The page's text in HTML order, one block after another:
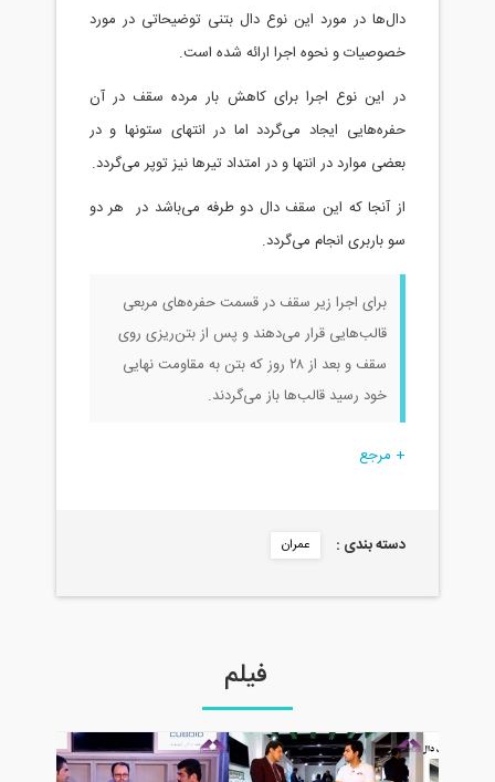
دال‌ها در مورد این نوع دال بتنی توضیحاتی در مورد
خصوصیات و نحوه اجرا ارائه شده است.
در این نوع اجرا برای کاهش بار مرده سقف در آن
حفره‌هایی ایجاد می‌گردد اما در انتهای ستونها و در
بعضی موارد در انتها و در امتداد تیرها نیز توپر می‌گردد.
از آنجا که این سقف دال دو طرفه می‌باشد در هر دو
سو باربری انجام می‌گردد.
برای اجرا زیر سقف در قسمت حفره‌های مربعی
قالب‌هایی قرار می‌دهند و پس از بتن‌ریزی روی
سقف و بعد از ۲۸ روز که بتن به مقاومت نهایی
خود رسید قالب‌ها باز می‌گردند.
+ مرجع
دسته بندی : عمران
فیلم